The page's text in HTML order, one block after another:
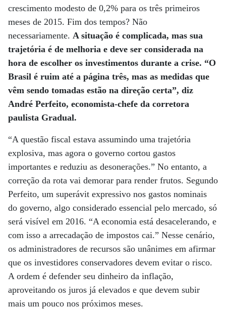
crescimento modesto de 0,2% para os três primeiros
meses de 2015. Fim dos tempos? Não
necessariamente. A situação é complicada, mas sua
trajetória é de melhoria e deve ser considerada na
hora de escolher os investimentos durante a crise. “O
Brasil é ruim até a página três, mas as medidas que
vêm sendo tomadas estão na direção certa”, diz
André Perfeito, economista-chefe da corretora
paulista Gradual.
“A questão fiscal estava assumindo uma trajetória
explosiva, mas agora o governo cortou gastos
importantes e reduziu as desonerações.” No entanto, a
correção da rota vai demorar para render frutos. Segundo
Perfeito, um superávit expressivo nos gastos nominais
do governo, algo considerado essencial pelo mercado, só
será visível em 2016. “A economia está desacelerando, e
com isso a arrecadação de impostos cai.” Nesse cenário,
os administradores de recursos são unânimes em afirmar
que os investidores conservadores devem evitar o risco.
A ordem é defender seu dinheiro da inflação,
aproveitando os juros já elevados e que devem subir
mais um pouco nos próximos meses.